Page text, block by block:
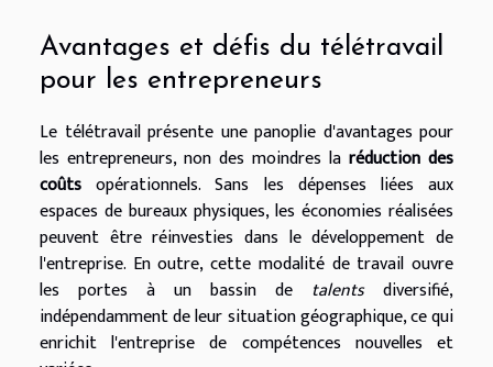
Avantages et défis du télétravail
pour les entrepreneurs
Le télétravail présente une panoplie d'avantages pour
les entrepreneurs, non des moindres la réduction des
coûts opérationnels. Sans les dépenses liées aux
espaces de bureaux physiques, les économies réalisées
peuvent être réinvesties dans le développement de
l'entreprise. En outre, cette modalité de travail ouvre
les portes à un bassin de talentsdiversifié,
indépendamment de leur situation géographique, ce qui
enrichit l'entreprise de compétences nouvelles et